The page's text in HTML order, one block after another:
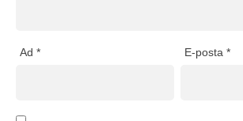
Ad * E-posta*